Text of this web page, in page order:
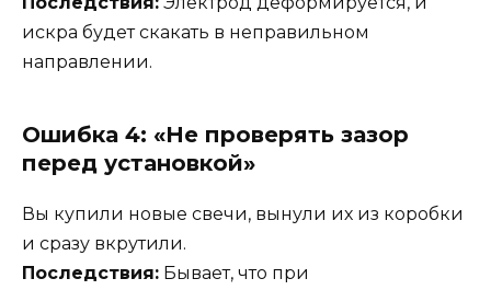
искра будет скакать в неправильном
направлении.
Ошибка 4: «Не проверять зазор
перед установкой»
Вы купили новые свечи, вынули их из коробки
и сразу вкрутили.
Последствия: Бывает, что при